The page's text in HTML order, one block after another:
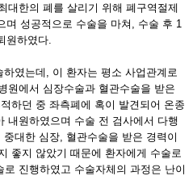
대한의 폐를 살리기 위해 폐구역절제
며 성공적으로 수술을 마쳐, 수술 후 1
원하였다.
였는데, 이 환자는 평소 사업관계로
원에서 심장수술과 혈관수술을 받은
하던 중 좌측폐에 혹이 발견되어 온종
내원하였으며 수술 전 검사에서 다행
대한 심장, 혈관수술을 받은 경력이
좋지 않았기 때문에 환자에게 수술로
진행하였고 수술자체의 과정은 난이